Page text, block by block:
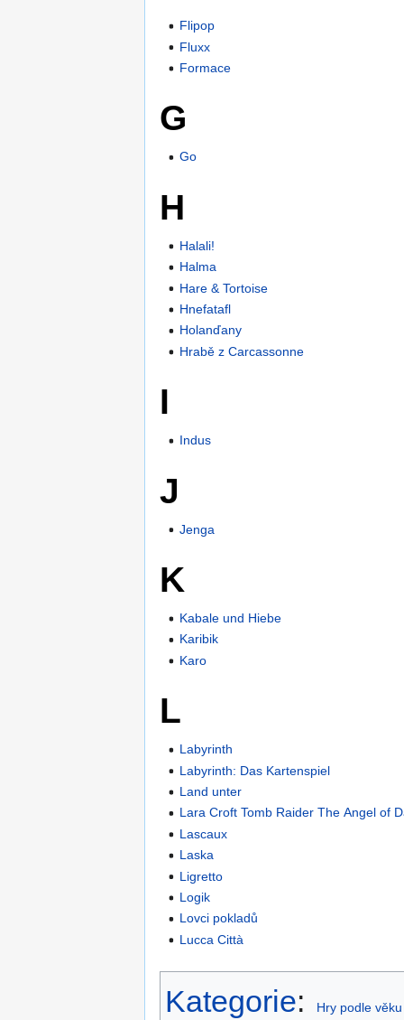
Flipop
Fluxx
Formace
G
Go
H
Halali!
Halma
Hare & Tortoise
Hnefatafl
Holanďany
Hrabě z Carcassonne
I
Indus
J
Jenga
K
Kabale und Hiebe
Karibik
Karo
L
Labyrinth
Labyrinth: Das Kartenspiel
Land unter
Lara Croft Tomb Raider The Angel of
Lascaux
Laska
Ligretto
Logik
Lovci pokladů
Lucca Città
Kategorie: Hry podle